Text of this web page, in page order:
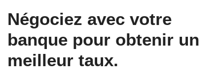
Négociez avec votre
banque pour obtenir un
meilleur taux.